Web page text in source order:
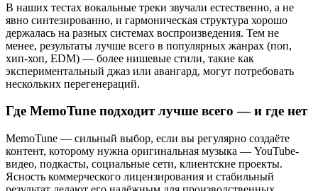
В наших тестах вокальные треки звучали естественно, а не
явно синтезированно, и гармоническая структура хорошо
держалась на разных системах воспроизведения. Тем не
менее, результаты лучше всего в популярных жанрах (поп,
хип-хоп, EDM) — более нишевые стили, такие как
экспериментальный джаз или авангард, могут потребовать
нескольких перегенераций.
Где MemoTune подходит лучше всего — и где нет
MemoTune — сильный выбор, если вы регулярно создаёте
контент, которому нужна оригинальная музыка — YouTube-
видео, подкасты, социальные сети, клиентские проекты.
Ясность коммерческого лицензирования и стабильный